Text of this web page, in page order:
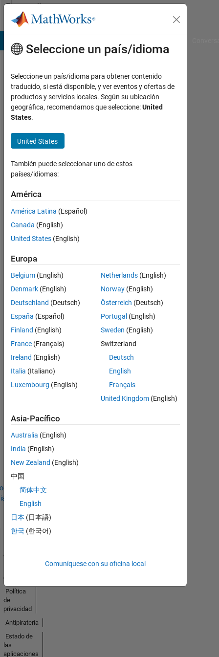
Saltar al contenido
Community
Profile
martijn
Rotterdam
Con
desde
2011
Followers:
Following:
0
Follow
Mensaje
Insignias
No
Badges
Earned
Seleccione un país/idioma
Seleccione un país/idioma para obtener contenido
traducido, si está disponible, y ver eventos y ofertas de
productos y servicios locales. Según su ubicación
geográfica, recomendamos que seleccione:United
States.
United States
También puede seleccionar uno de estos
países/idiomas:
América
América Latina (Español)
Canada (English)
United States (English)
Europa
Belgium (English)
Denmark (English)
Deutschland (Deutsch)
España (Español)
Finland (English)
France (Français)
Ireland (English)
Italia (Italiano)
Luxembourg (English)
Netherlands(English)
Norway(English)
Österreich (Deutsch)
Portugal (English)
Sweden (English)
Switzerland
Deutsch
English
Français
United Kingdom(English)
Asia-Pacífico
Australia (English)
India (English)
New Zealand (English)
中国
简体中文
English
日本 (日本語)
한국 (한국어)
Comuníquese con su oficina local
confianza
comerciales
Política
de
privacidad
Antipiratería
Estado de
las
aplicaciones